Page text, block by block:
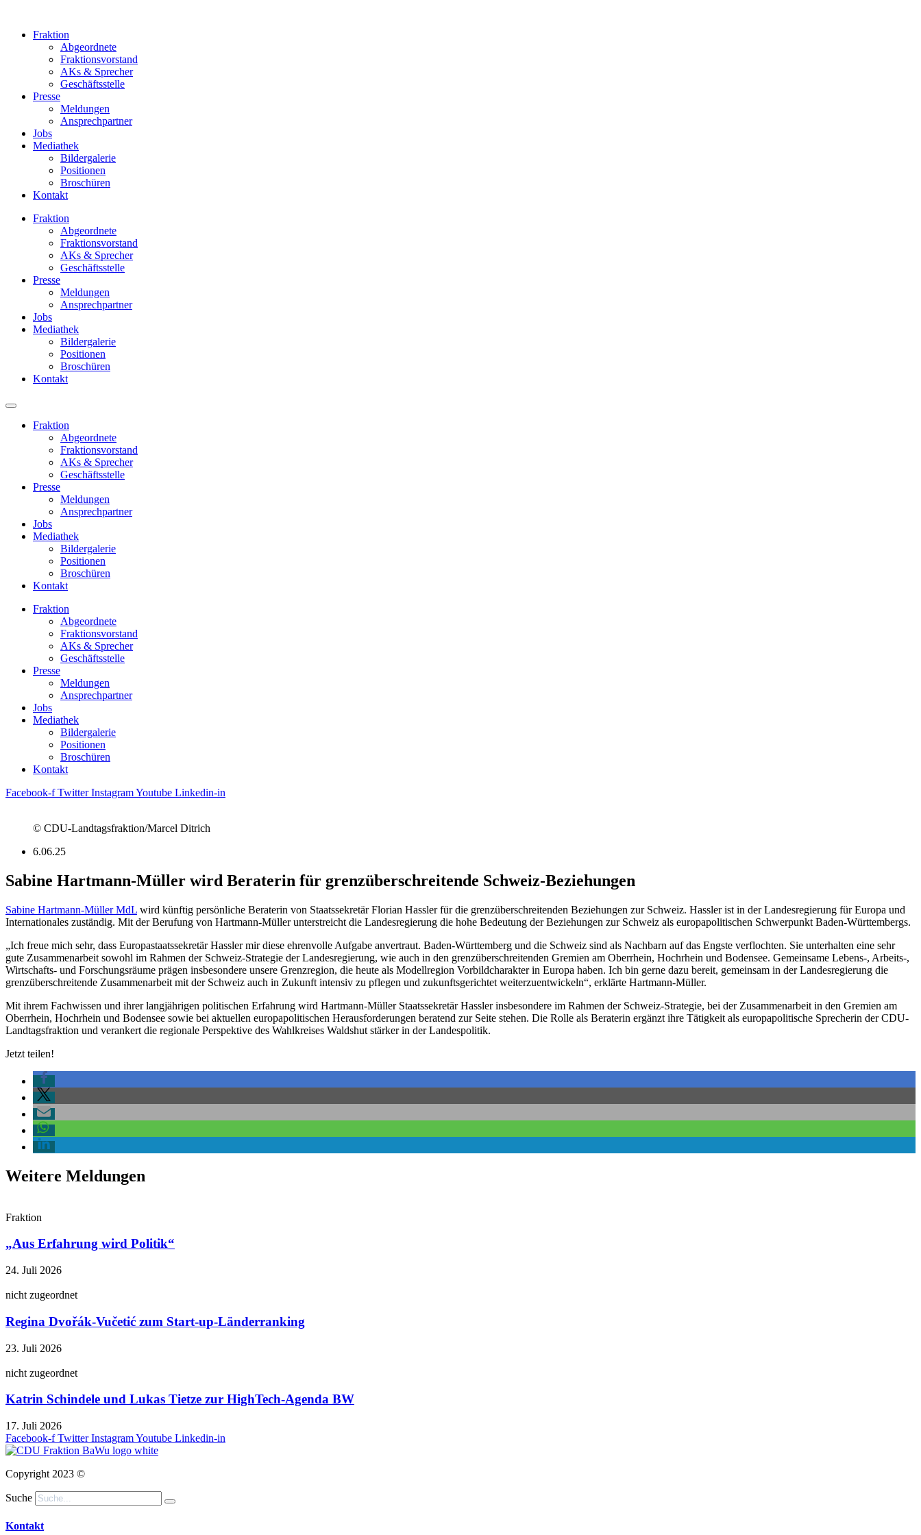
springenFraktion
Abgeordnete
Fraktions­vorstand
AKs & Sprecher
Geschäftsstelle
Presse
Meldungen
Ansprechpartner
Jobs
Mediathek
Bildergalerie
Positionen
Broschüren
Kontakt
Fraktion
Abgeordnete
Fraktions­vorstand
AKs & Sprecher
Geschäftsstelle
Presse
Meldungen
Ansprechpartner
Jobs
Mediathek
Bildergalerie
Positionen
Broschüren
Kontakt
Fraktion
Abgeordnete
Fraktions­vorstand
AKs & Sprecher
Geschäftsstelle
Presse
Meldungen
Ansprechpartner
Jobs
Mediathek
Bildergalerie
Positionen
Broschüren
Kontakt
Fraktion
Abgeordnete
Fraktions­vorstand
AKs & Sprecher
Geschäftsstelle
Presse
Meldungen
Ansprechpartner
Jobs
Mediathek
Bildergalerie
Positionen
Broschüren
Kontakt
Facebook-f Twitter InstagramYoutube Linkedin-in
© CDU-Landtagsfraktion/Marcel Ditrich
6.06.25
Sabine Hartmann-Müller wird Beraterin für grenzüberschreitende Schweiz-Beziehungen
Sabine Hartmann-Müller MdL wird künftig persönliche Beraterin von Staatssekretär Florian Hassler für die grenzüberschreitenden Beziehungen zur Schweiz. Hassler ist in der Landesregierung für Europa und
Internationales zuständig. Mit der Berufung von Hartmann-Müller unterstreicht die Landesregierung die hohe Bedeutung der Beziehungen zur Schweiz als europapolitischen Schwerpunkt Baden-Württembergs.
„Ich freue mich sehr, dass Europastaatssekretär Hassler mir diese ehrenvolle Aufgabe anvertraut. Baden-Württemberg und die Schweiz sind als Nachbarn auf das Engste verflochten. Sie unterhalten eine sehr
gute Zusammenarbeit sowohl im Rahmen der Schweiz-Strategie der Landesregierung, wie auch in den grenzüberschreitenden Gremien am Oberrhein, Hochrhein und Bodensee. Gemeinsame Lebens-, Arbeits-,
Wirtschafts- und Forschungsräume prägen insbesondere unsere Grenzregion, die heute als Modellregion Vorbildcharakter in Europa haben. Ich bin gerne dazu bereit, gemeinsam in der Landesregierung die
grenzüberschreitende Zusammenarbeit mit der Schweiz auch in Zukunft intensiv zu pflegen und zukunftsgerichtet weiterzuentwickeln“, erklärte Hartmann-Müller.
Mit ihrem Fachwissen und ihrer langjährigen politischen Erfahrung wird Hartmann-Müller Staatssekretär Hassler insbesondere im Rahmen der Schweiz-Strategie, bei der Zusammenarbeit in den Gremien am
Oberrhein, Hochrhein und Bodensee sowie bei aktuellen europapolitischen Herausforderungen beratend zur Seite stehen. Die Rolle als Beraterin ergänzt ihre Tätigkeit als europapolitische Sprecherin der CDU-
Landtagsfraktion und verankert die regionale Perspektive des Wahlkreises Waldshut stärker in der Landespolitik.
Jetzt teilen!
Weitere Meldungen
Fraktion
„Aus Erfahrung wird Politik“
24. Juli 2026
nicht zugeordnet
Regina Dvořák-Vučetić zum Start-up-Länderranking
23. Juli 2026
nicht zugeordnet
Katrin Schindele und Lukas Tietze zur HighTech-Agenda BW
17. Juli 2026
Facebook-f Twitter InstagramYoutube Linkedin-in
Copyright 2023 ©
Suche
Kontakt